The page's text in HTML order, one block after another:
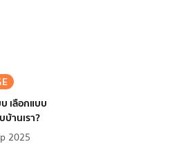
เลือกแบบ
บ้านเรา?
2025